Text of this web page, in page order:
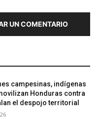
UN COMENTARIO
campesinas, indígenas
Honduras contra
el despojo territorial